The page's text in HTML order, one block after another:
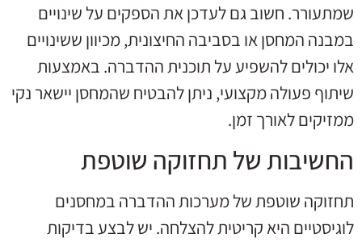
שמתעורר. חשוב גם לעדכן את הספקים על שינויים
במבנה המחסן או בסביבה החיצונית, מכיוון ששינויים
אלו יכולים להשפיע על תוכנית ההדברה. באמצעות
שיתוף פעולה מקצועי, ניתן להבטיח שהמחסן יישאר נקי
ממזיקים לאורך זמן.
החשיבות של תחזוקה שוטפת
תחזוקה שוטפת של מערכות ההדברה במחסנים
לוגיסטיים היא קריטית להצלחה. יש לבצע בדיקות